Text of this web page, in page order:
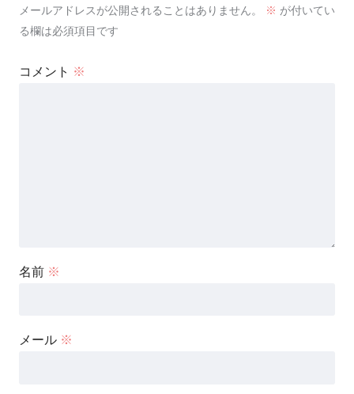
メールアドレスが公開されることはありません。 ※ が付いてい
る欄は必須項目です
コメント ※
名前 ※
メール ※